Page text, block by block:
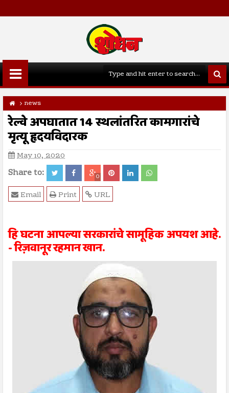
news
रेल्वे अपघातात 14 स्थलांतरित कामगारांचे
मृत्यू हृदयविदारक
May 10, 2020
Share to: 0
URL
Print
Email
हि घटना आपल्या सरकारांचे सामूहिक अपयश आहे.
- रिज़वानूर रहमान खान.